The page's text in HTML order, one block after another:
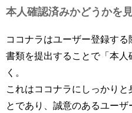
本人確認済みかどうかを
ココナラはユーザー登録す
書類を提出することで「本
く。
これはココナラにしっかり
とであり、誠意のあるユー